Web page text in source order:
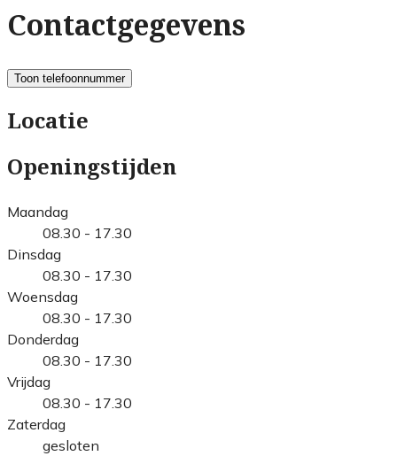
Contactgegevens
Toon telefoonnummer
Locatie
Openingstijden
Maandag
08.30 - 17.30
Dinsdag
08.30 - 17.30
Woensdag
08.30 - 17.30
Donderdag
08.30 - 17.30
Vrijdag
08.30 - 17.30
Zaterdag
gesloten